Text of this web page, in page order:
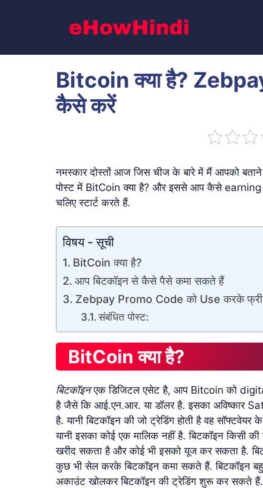
Bitcoin क्या है?
कैसे करें
नमस्कार दोस्तों आज जिस चीज के बारे में मैं आपको
पोस्ट में BitCoin क्या है? और इससे आप कैसे earning
चलिए स्टार्ट करते हैं.
विषय - सूची
BitCoin क्या है?
आप बिटकॉइन से कैसे पैसे कमा सकते हैं
Zebpay Promo Code को Use करके
संबंधित पोस्ट:
BitCoin क्या है?
बिटकॉइनएक डिजिटल एसेट है, आप Bitcoin को
है जैसे कि आई.एन.आर. या डॉलर है. इसका अविष्कार
है. यानी बिटकॉइन की जो ट्रेडिंग होती है वह सॉफ्टवेयर
यानी इसका कोई एक मालिक नहीं है. बिटकॉइन किसी की
खरीद सकता है और कोई भी इसको यूज कर सकता है.
कुछ भी सेल करके बिटकॉइन कमा सकते हैं. बिटकॉइन
अकाउंट खोलकर बिटकॉइन की ट्रेडिंग शुरू कर सकते हैं.